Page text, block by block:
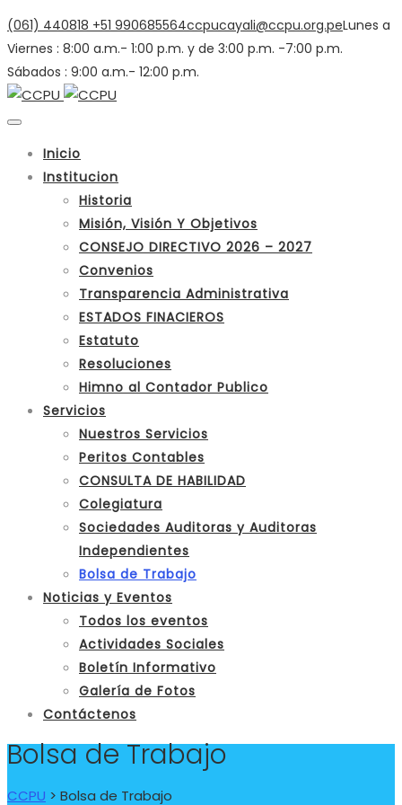
(061) 440818 +51 990685564ccpucayali@ccpu.org.peLunes a
Viernes : 8:00 a.m.- 1:00 p.m. y de 3:00 p.m. -7:00 p.m.
Sábados : 9:00 a.m.- 12:00 p.m.
Inicio
Institucion
Historia
Misión, Visión Y Objetivos
CONSEJO DIRECTIVO 2026 – 2027
Convenios
Transparencia Administrativa
ESTADOS FINACIEROS
Estatuto
Resoluciones
Himno al Contador Publico
Servicios
Nuestros Servicios
Peritos Contables
CONSULTA DE HABILIDAD
Colegiatura
Sociedades Auditoras y Auditoras
Independientes
Bolsa de Trabajo
Noticias y Eventos
Todos los eventos
Actividades Sociales
Boletín Informativo
Galería de Fotos
Contáctenos
Bolsa de Trabajo
CCPU > Bolsa de Trabajo